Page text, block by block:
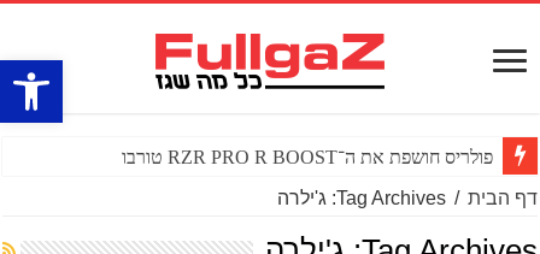
פתח
פולריס חושפת את ה־RZR PRO R BOOST טורבו
דף הבית / Tag Archives: ג'ילרה